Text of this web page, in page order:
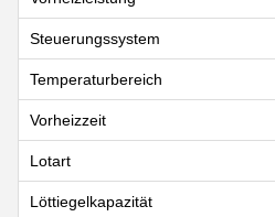
Steuerungssystem
Temperaturbereich
Vorheizzeit
Lotart
Löttiegelkapazität